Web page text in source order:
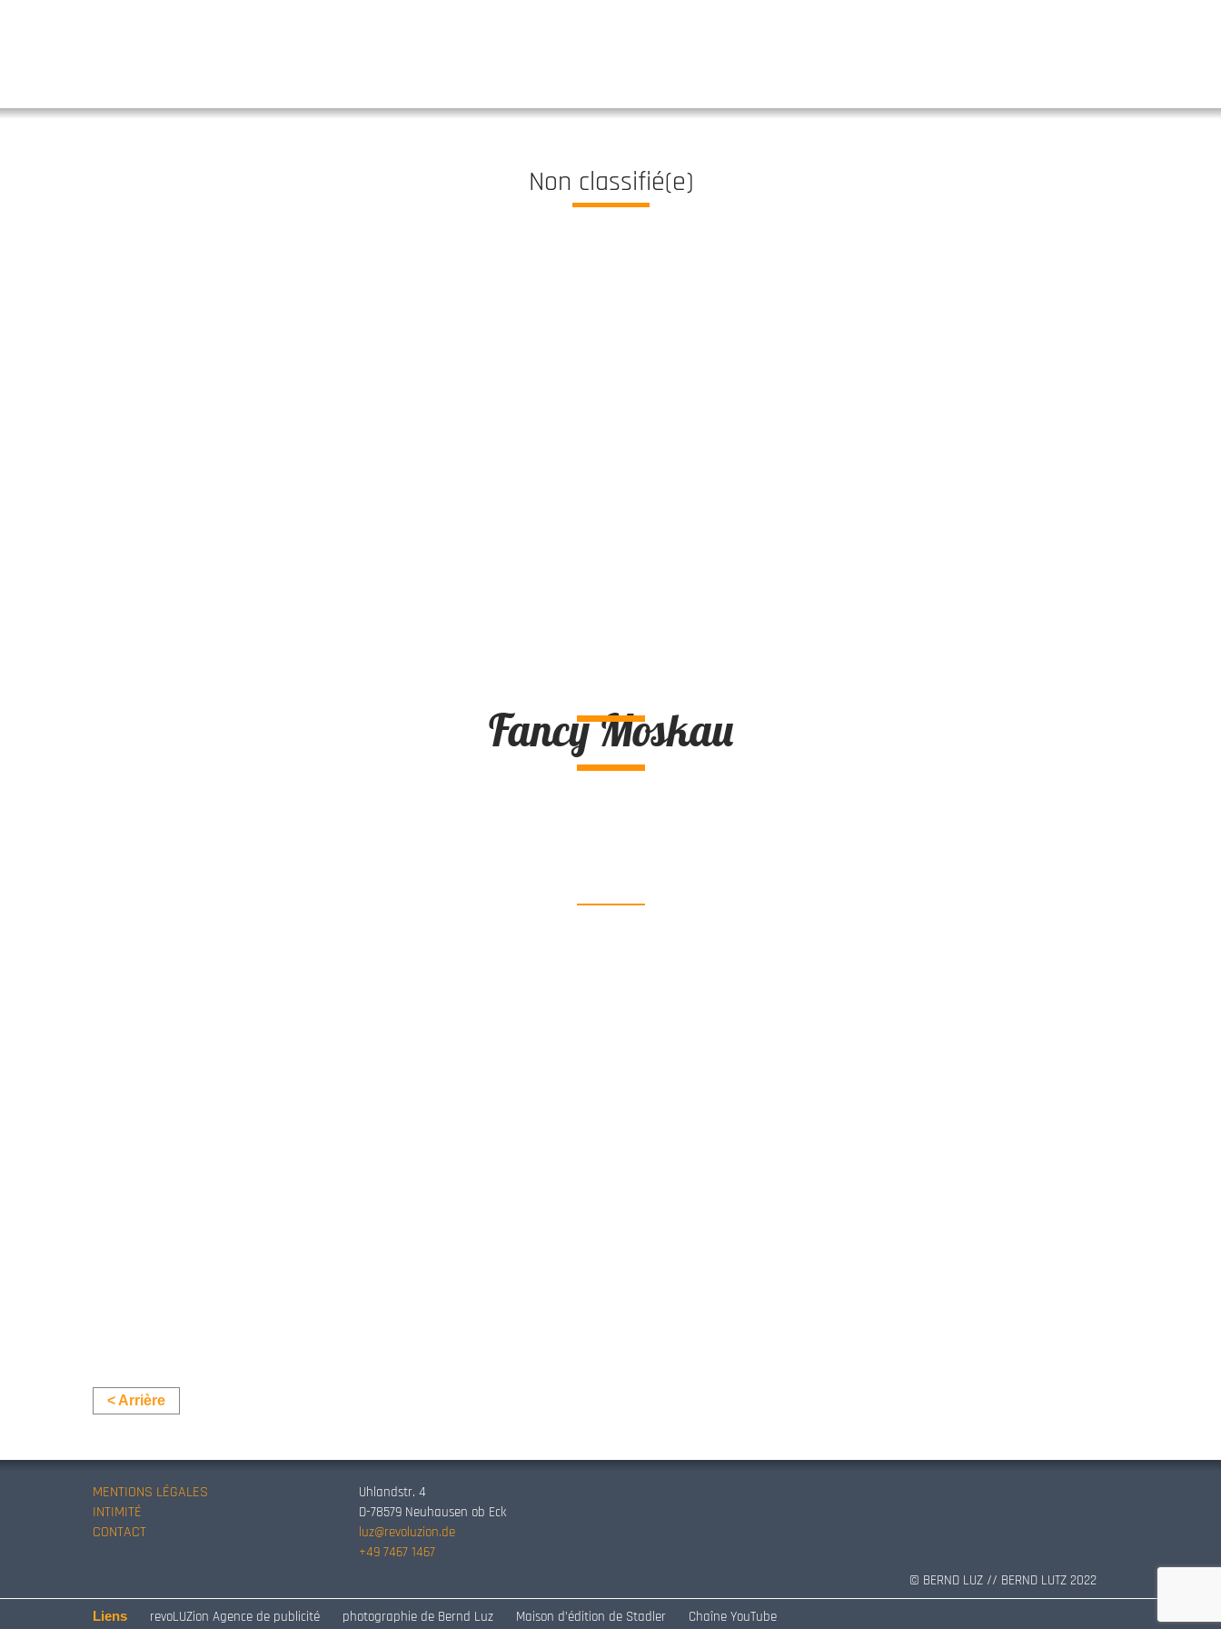
Non classifié(e)
Fancy Moskau
< Arrière
MENTIONS LÉGALES
INTIMITÉ
CONTACT
Uhlandstr. 4
D-78579 Neuhausen ob Eck
luz@revoluzion.de
+49 7467 1467
© BERND LUZ // BERND LUTZ 2022
Liens revoLUZion Agence de publicité photographie de Bernd Luz Maison d’édition de Stadler Chaîne YouTube